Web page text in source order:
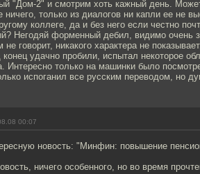
"Дом-2" и смотрим хоть кажный день.
ничего, только из диалогов ни капли ее не
коллеге, да и без него если честно
Негодяй форменный дебил, видимо очень
не говорит, никакого характера не
конец удачно пробили, испытал некоторое
Интересно только на машинки было
испоганил все русским переводом, но
00:07
новость: "Минфин: повышение
ничего особенного, но во время